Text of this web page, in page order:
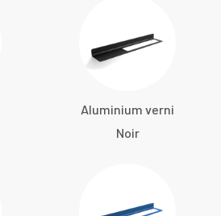
Aluminium verni
Noir